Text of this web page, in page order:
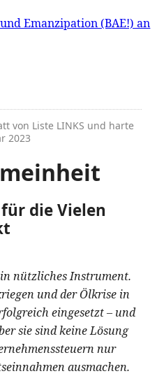
von Liste LINKS und harte
2023
die Vielen
nützliches Instrument.
und der Ölkrise in
eingesetzt – und
sie sind keine Lösung
nur
ausmachen.